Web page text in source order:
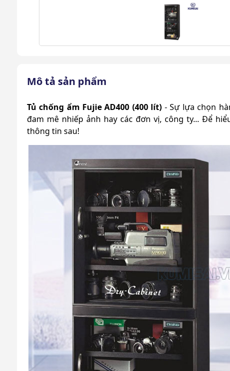
Mô tả sản phẩm
Tủ chống ẩm Fujie AD400 (400 lít) - Sự lựa chọn
đam mê nhiếp ảnh hay các đơn vị, công ty... Để
thông tin sau!